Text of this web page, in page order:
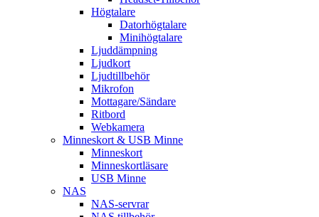
Högtalare
Datorhögtalare
Minihögtalare
Ljuddämpning
Ljudkort
Ljudtillbehör
Mikrofon
Mottagare/Sändare
Ritbord
Webkamera
Minneskort & USB Minne
Minneskort
Minneskortläsare
USB Minne
NAS
NAS-servrar